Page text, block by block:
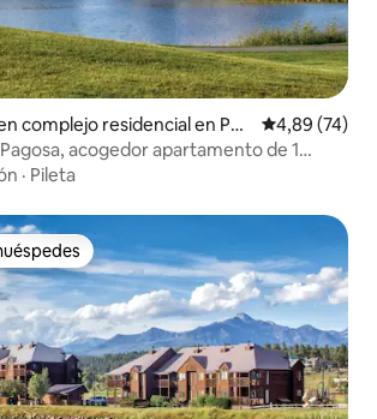
complejo residencial en Pag
Calificación
4,89 (74)
acogedor apartamento de 1
· Pileta